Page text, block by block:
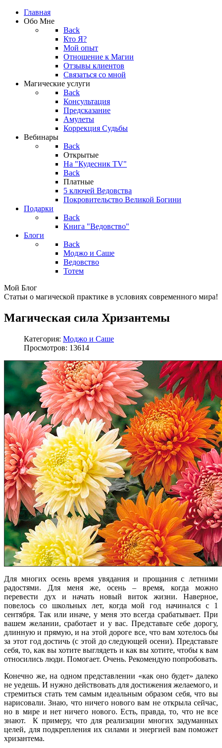
Главная
Обо Мне
Back
Кто Я?
Мой опыт
Отношение к Магии
Отзывы клиентов
Связаться со мной
Магические услуги
Back
Консультация
Предсказание
Амулеты
Коррекция Судьбы
Вебинары
Back
Открытые
На "Кудесник TV"
Back
Платные
5 ключей Ведовства
Покровительство Великой Богини
Подарки
Back
Книга "Ведовство"
Блоги
Back
Моджо и Саше
Ведовство
Тотем
Мой Блог
Статьи о магической практике в условиях современного мира!
Магическая сила Хризантемы
Категория: Моджо и Саше
Просмотров: 13614
Для многих осень время увядания и прощания с летними
радостями. Для меня же, осень – время, когда можно
перевести дух и начать новый виток жизни. Наверное,
повелось со школьных лет, когда мой год начинался с 1
сентября. Так или иначе, у меня это всегда срабатывает. При
вашем желании, сработает и у вас. Представьте себе дорогу,
длинную и прямую, и на этой дороге все, что вам хотелось бы
за этот год достичь (с этой до следующей осени). Представьте
себя, то, как вы хотите выглядеть и как вы хотите, чтобы к вам
относились люди. Помогает. Очень. Рекомендую попробовать.
Конечно же, на одном представлении «как оно будет» далеко
не уедешь. И нужно действовать для достижения желаемого, и
стремиться стать тем самым идеальным образом себя, что вы
нарисовали. Знаю, что ничего нового вам не открыла сейчас,
но в мире и нет ничего нового. Есть, правда, то, что не все
знают. К примеру, что для реализации многих задуманных
целей, для подкрепления их силами и энергией вам поможет
хризантема.